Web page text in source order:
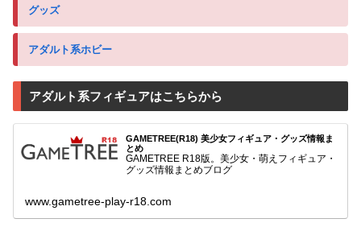
グッズ
アダルト系ホビー
アダルト系フィギュアはこちらから
GAMETREE(R18) 美少女フィギュア・グッズ情報ま
とめ
GAMETREE R18版。美少女・萌えフィギュア・
グッズ情報まとめブログ
www.gametree-play-r18.com